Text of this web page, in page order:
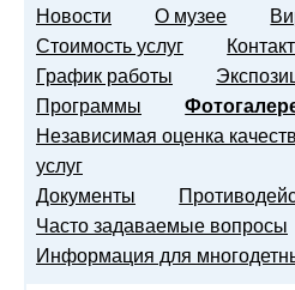
Новости О музее
Стоимость услуг
График работы
Программы
Независимая оценка
услуг
Документы
Часто задаваемые вопросы
Информация для